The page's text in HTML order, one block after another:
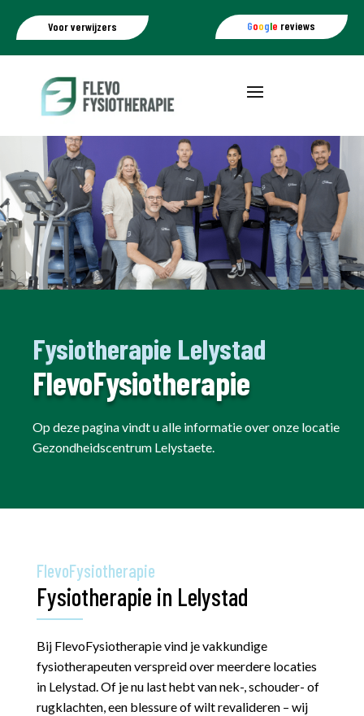
Voor verwijzers Google reviews
Fysiotherapie Lelystad
FlevoFysiotherapie
Op deze pagina vindt u alle informatie over onze locatie
Gezondheidscentrum Lelystaete.
FlevoFysiotherapie
Fysiotherapie in Lelystad
Bij FlevoFysiotherapie vind je vakkundige
fysiotherapeuten verspreid over meerdere locaties
in Lelystad. Of je nu last hebt van nek-, schouder- of
rugklachten, een blessure of wilt revalideren – wij